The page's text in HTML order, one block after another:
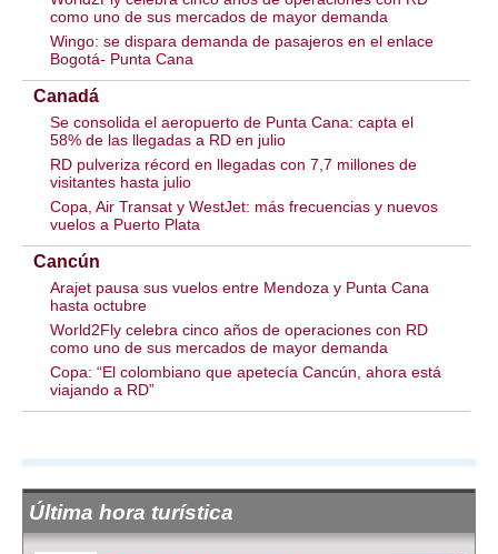
como uno de sus mercados de mayor demanda
Wingo: se dispara demanda de pasajeros en el enlace
Bogotá- Punta Cana
Canadá
Se consolida el aeropuerto de Punta Cana: capta el
58% de las llegadas a RD en julio
RD pulveriza récord en llegadas con 7,7 millones de
visitantes hasta julio
Copa, Air Transat y WestJet: más frecuencias y nuevos
vuelos a Puerto Plata
Cancún
Arajet pausa sus vuelos entre Mendoza y Punta Cana
hasta octubre
World2Fly celebra cinco años de operaciones con RD
como uno de sus mercados de mayor demanda
Copa: “El colombiano que apetecía Cancún, ahora está
viajando a RD”
Última hora turística